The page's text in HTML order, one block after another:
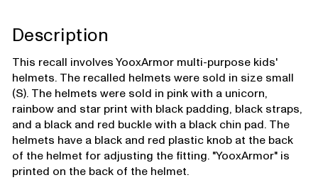
Description
This recall involves YooxArmor multi-purpose kids'
helmets. The recalled helmets were sold in size small
(S). The helmets were sold in pink with a unicorn,
rainbow and star print with black padding, black straps,
and a black and red buckle with a black chin pad. The
helmets have a black and red plastic knob at the back
of the helmet for adjusting the fitting. "YooxArmor" is
printed on the back of the helmet.